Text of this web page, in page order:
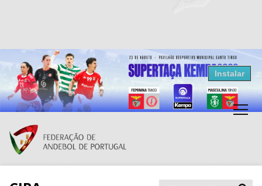
Resultados Andebol
Federação de Andebol de Portugal
Grátis - Disponivel na Play Store
Instalar